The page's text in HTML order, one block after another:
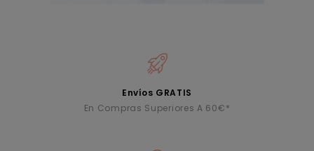
Envíos GRATIS
En Compras Superiores A 60€*